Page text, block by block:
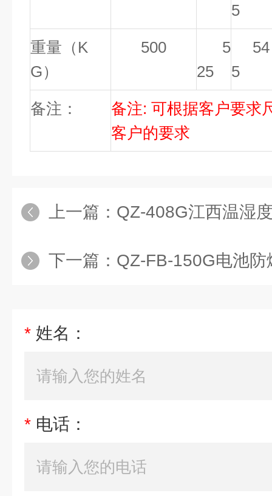
5
重量（K
G）
500
5
25
54
5
备注：
备注: 可根据客户要求
客户的要求
上一篇： QZ-408G江西温湿度交
下一篇： QZ-FB-150G电池防爆试
* 姓名：
* 电话：